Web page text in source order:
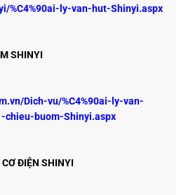
%C4%90ai-ly-van-hut-Shinyi.aspx
SHINYI
Dich-vu/%C4%90ai-ly-van-
chieu-buom-Shinyi.aspx
ĐIỆN SHINYI